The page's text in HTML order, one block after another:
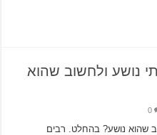
נושע ולחשוב שהוא
0
שהוא נושע? בהחלט. רבים